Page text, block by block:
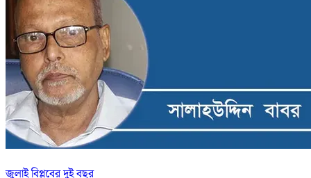
জুলাই বিপ্লবের দুই বছর